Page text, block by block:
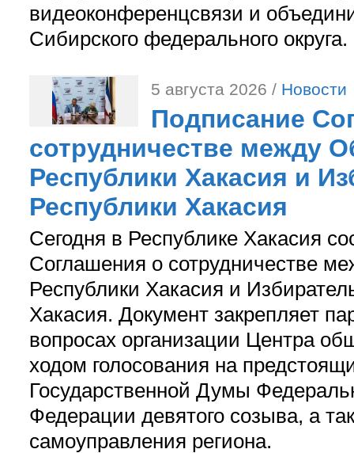
видеоконференцсвязи и
Сибирского федерального округа.
5 августа 2026 / Новости
Подписание
сотрудничестве между
Республики Хакасия и
Республики Хакасия
Сегодня в Республике Хакасия
Соглашения о сотрудничестве
Республики Хакасия и
Хакасия. Документ закрепляет
вопросах организации Центра
ходом голосования на
Государственной Думы
Федерации девятого созыва, а
самоуправления региона.